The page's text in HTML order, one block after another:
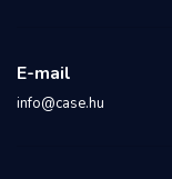
E-mail
info@case.hu